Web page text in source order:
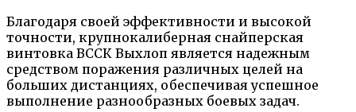
Благодаря своей эффективности и высокой
точности, крупнокалиберная снайперская
винтовка ВССК Выхлоп является надежным
средством поражения различных целей на
больших дистанциях, обеспечивая успешное
выполнение разнообразных боевых задач.